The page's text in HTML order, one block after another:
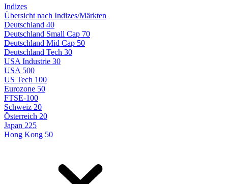
Indizes
Übersicht nach Indizes/Märkten
Deutschland 40
Deutschland Small Cap 70
Deutschland Mid Cap 50
Deutschland Tech 30
USA Industrie 30
USA 500
US Tech 100
Eurozone 50
FTSE-100
Schweiz 20
Österreich 20
Japan 225
Hong Kong 50